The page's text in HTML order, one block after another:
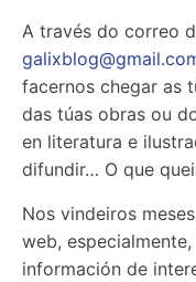
A través do correo
facernos chegar as
das túas obras ou
en literatura e
difundir… O que
Nos vindeiros
web,
información de